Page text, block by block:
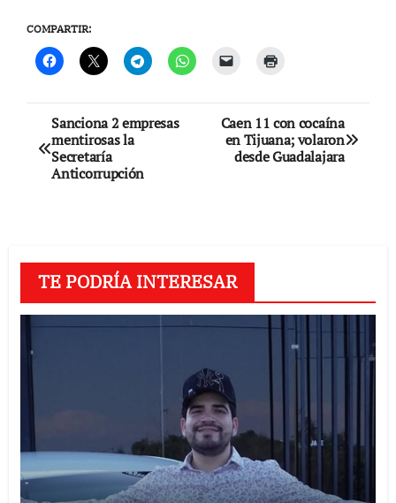
COMPARTIR:
Navegación
de
entradas
Sanciona 2 empresas
mentirosas la
Secretaría
Anticorrupción
Caen 11 con cocaína
en Tijuana; volaron
desde Guadalajara
TE PODRÍA INTERESAR